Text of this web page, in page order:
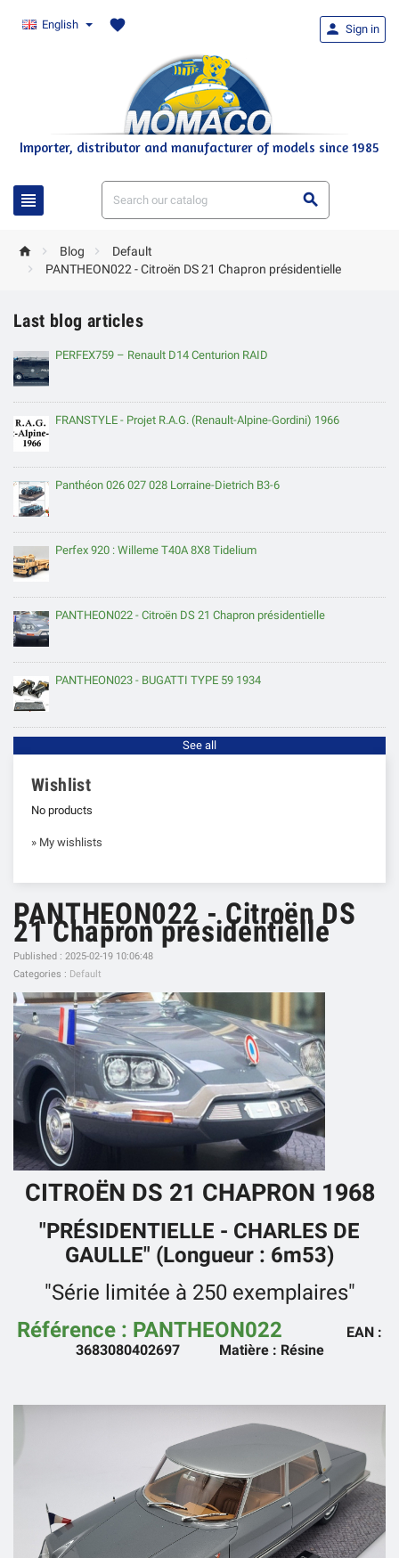
English favorite
Importer, distributor and manufacturer of models since 1985
 
 Sign in
  Blog 
Default

PANTHEON022 - Citroën DS 21 Chapron présidentielle
Last blog articles
PERFEX759 – Renault D14 Centurion RAID
FRANSTYLE - Projet R.A.G. (Renault-Alpine-Gordini) 1966
Panthéon 026 027 028 Lorraine-Dietrich B3-6
Perfex 920 : Willeme T40A 8X8 Tidelium
PANTHEON022 - Citroën DS 21 Chapron présidentielle
PANTHEON023 - BUGATTI TYPE 59 1934
See all
Wishlist
No products
» My wishlists
PANTHEON022 - Citroën DS
21 Chapron présidentielle
Published : 2025-02-19 10:06:48
Categories : Default
CITROËN DS 21 CHAPRON 1968
"PRÉSIDENTIELLE - CHARLES DE
GAULLE" (Longueur : 6m53)
"Série limitée à 250 exemplaires"
Référence : PANTHEON022
EAN :
3683080402697
Matière : Résine